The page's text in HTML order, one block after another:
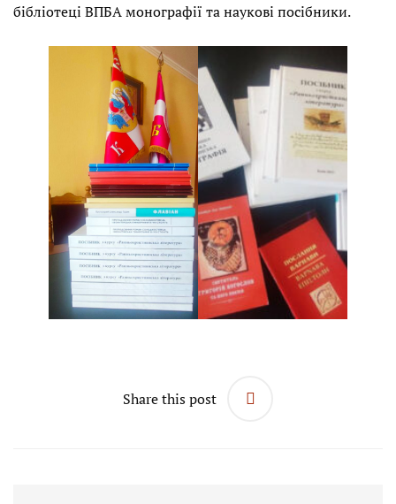
бібліотеці ВПБА монографії та наукові посібники.
Share this post